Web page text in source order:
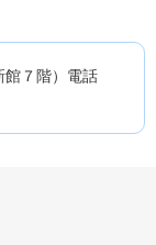
館７階）電話